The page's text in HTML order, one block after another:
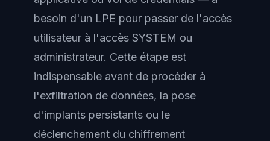
besoin d'un LPE pour passer de l'accès
utilisateur à l'accès SYSTEM ou
administrateur. Cette étape est
indispensable avant de procéder à
l'exfiltration de données, la pose
d'implants persistants ou le
déclenchement du chiffrement